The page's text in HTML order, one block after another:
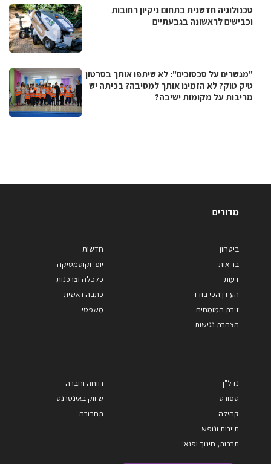
טכנולוגיה חדשנית בתחום ניקיון רחובות
וכבישים לראשונה בגבעתיים
"מגשרים על סכסוכים": לא שיתפו אותך בסרטון
טיק טוק? לא הזמינו אותך למסיבה? בכיתה יש
מריבות על מקומות ישיבה?
מדורים
ביטחון
בריאות
דעות
העידן הכי בודד
זירת המומחים
הצהרת נגישות
חדשות
יופי וקוסמטיקה
כלכלה וצרכנות
כתבה ראשית
משפטי
נדל"ן
ספורט
קהילה
תיירות ונופש
תרבות, חינוך ופנאי
רווחה וחברה
שיווק באינטרנט
תחבורה